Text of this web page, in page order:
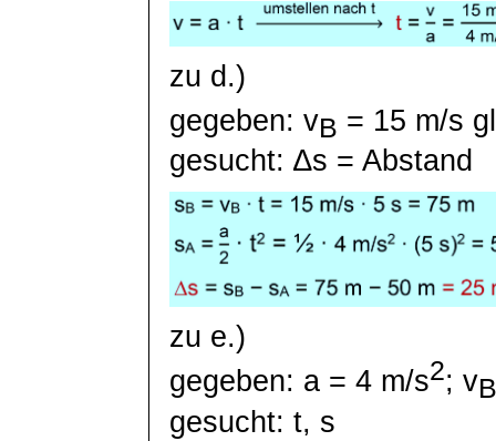
zu d.)
gegeben:vB = 15 m/s
gesucht: ∆s = Abstand
zu e.)
gegeben: a =4 m/s2;v
gesucht: t, s